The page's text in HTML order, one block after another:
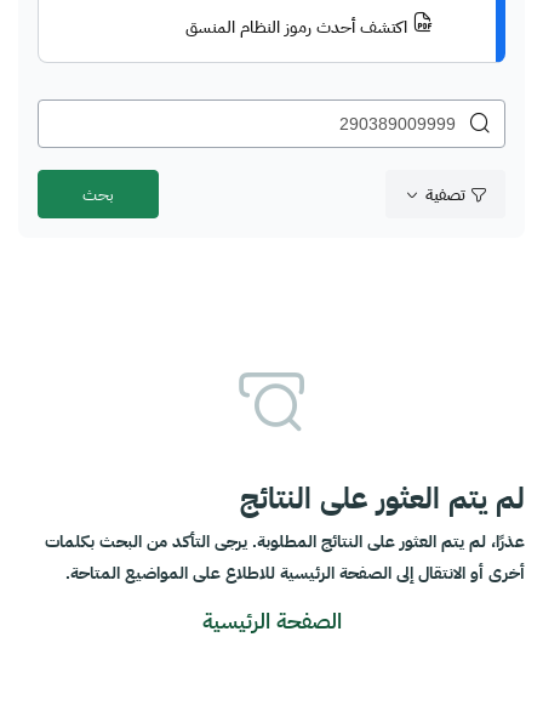
اكتشف أحدث رموز النظام المنسق
تصفية
لم يتم العثور على النتائج
عذرًا، لم يتم العثور على النتائج المطلوبة. يرجى التأكد من البحث بكلمات
أخرى أو الانتقال إلى الصفحة الرئيسية للاطلاع على المواضيع المتاحة.
الصفحة الرئيسية